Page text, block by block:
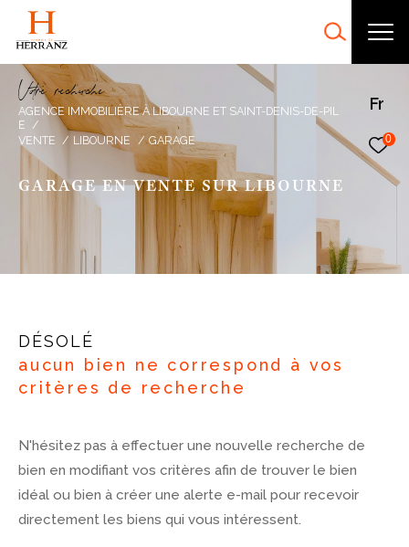
Fr
0
Vore recece
AGENCE IMMOBILIÈRE À LIBOURNE ET SAINT-DENIS-DE-PIL
E
VENTE
LIBOURNE GARAGE
GARAGE EN VENTE SUR LIBOURNE
DÉSOLÉ
aucun bien ne correspond à vos
critères de recherche
N'hésitez pas à effectuer une nouvelle recherche de
bien en modifiant vos critères afin de trouver le bien
idéal ou bien à créer une alerte e-mail pour recevoir
directement les biens qui vous intéressent.